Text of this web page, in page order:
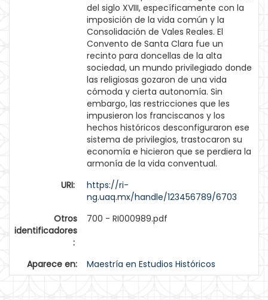
del siglo XVIII, específicamente con la
imposición de la vida común y la
Consolidación de Vales Reales. El
Convento de Santa Clara fue un
recinto para doncellas de la alta
sociedad, un mundo privilegiado donde
las religiosas gozaron de una vida
cómoda y cierta autonomía. Sin
embargo, las restricciones que les
impusieron los franciscanos y los
hechos históricos desconfiguraron ese
sistema de privilegios, trastocaron su
economía e hicieron que se perdiera la
armonía de la vida conventual.
URI:
https://ri-
ng.uaq.mx/handle/123456789/6703
Otros
identificadores
:
700 - RI000989.pdf
Aparece en: Maestría en Estudios Históricos